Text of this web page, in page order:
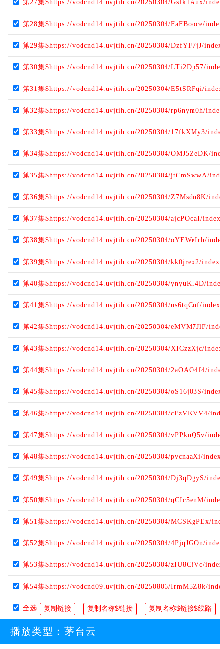
第27集$https://vodcnd14.uvjtih.cn/20250304/Gsfk1Aux/
第28集$https://vodcnd14.uvjtih.cn/20250304/FaFBooce/
第29集$https://vodcnd14.uvjtih.cn/20250304/DzfYF7jJ/
第30集$https://vodcnd14.uvjtih.cn/20250304/LTi2Dp57/
第31集$https://vodcnd14.uvjtih.cn/20250304/E5tSRFqi/
第32集$https://vodcnd14.uvjtih.cn/20250304/rp6nym0h/
第33集$https://vodcnd14.uvjtih.cn/20250304/17fkXMy3/
第34集$https://vodcnd14.uvjtih.cn/20250304/OMJ5ZeDK/
第35集$https://vodcnd14.uvjtih.cn/20250304/jtCmSwwA/
第36集$https://vodcnd14.uvjtih.cn/20250304/Z7Msdn8K/
第37集$https://vodcnd14.uvjtih.cn/20250304/ajcPOoaI/
第38集$https://vodcnd14.uvjtih.cn/20250304/oYEWeIrh/
第39集$https://vodcnd14.uvjtih.cn/20250304/kk0jrex2/
第40集$https://vodcnd14.uvjtih.cn/20250304/ynyuKI4D/
第41集$https://vodcnd14.uvjtih.cn/20250304/us6tqCnf/
第42集$https://vodcnd14.uvjtih.cn/20250304/eMVM7JlF/
第43集$https://vodcnd14.uvjtih.cn/20250304/XICzzXjc/
第44集$https://vodcnd14.uvjtih.cn/20250304/2aOAO4f4/
第45集$https://vodcnd14.uvjtih.cn/20250304/oS16j03S/
第46集$https://vodcnd14.uvjtih.cn/20250304/cFzVKVV4/
第47集$https://vodcnd14.uvjtih.cn/20250304/vPPknQ5v/
第48集$https://vodcnd14.uvjtih.cn/20250304/pvcnaaXi/
第49集$https://vodcnd14.uvjtih.cn/20250304/Dj3qDgyS/
第50集$https://vodcnd14.uvjtih.cn/20250304/qCIc5enM/
第51集$https://vodcnd14.uvjtih.cn/20250304/MCSKgPEx/
第52集$https://vodcnd14.uvjtih.cn/20250304/4PjqJGOn/
第53集$https://vodcnd14.uvjtih.cn/20250304/zIU8CiVc/
第54集$https://vodcnd09.uvjtih.cn/20250806/IrmM5Z8k/
全选
播放类型： 茅台云